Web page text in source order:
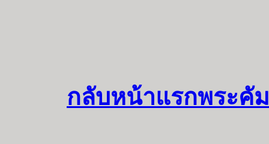
กลับหน้าแรกพระคั